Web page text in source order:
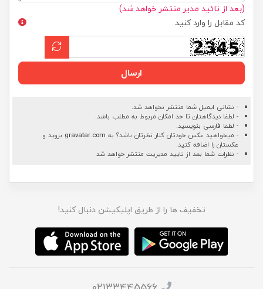
(بعد از تائید مدیر منتشر خواهد شد)
کد مقابل را وارد کنید
ارسال
- نشانی ایمیل شما منتشر نخواهد شد.
- لطفا دیدگاهتان تا حد امکان مربوط به مطلب باشد.
- لطفا فارسی بنویسید.
- میخواهید عکس خودتان کنار نظرتان باشد؟ به gravatar.com بروید و
عکستان را اضافه کنید.
- نظرات شما بعد از تایید مدیریت منتشر خواهد شد
تخفیف ها را از طریق اپلیکیشن دنبال کنید!